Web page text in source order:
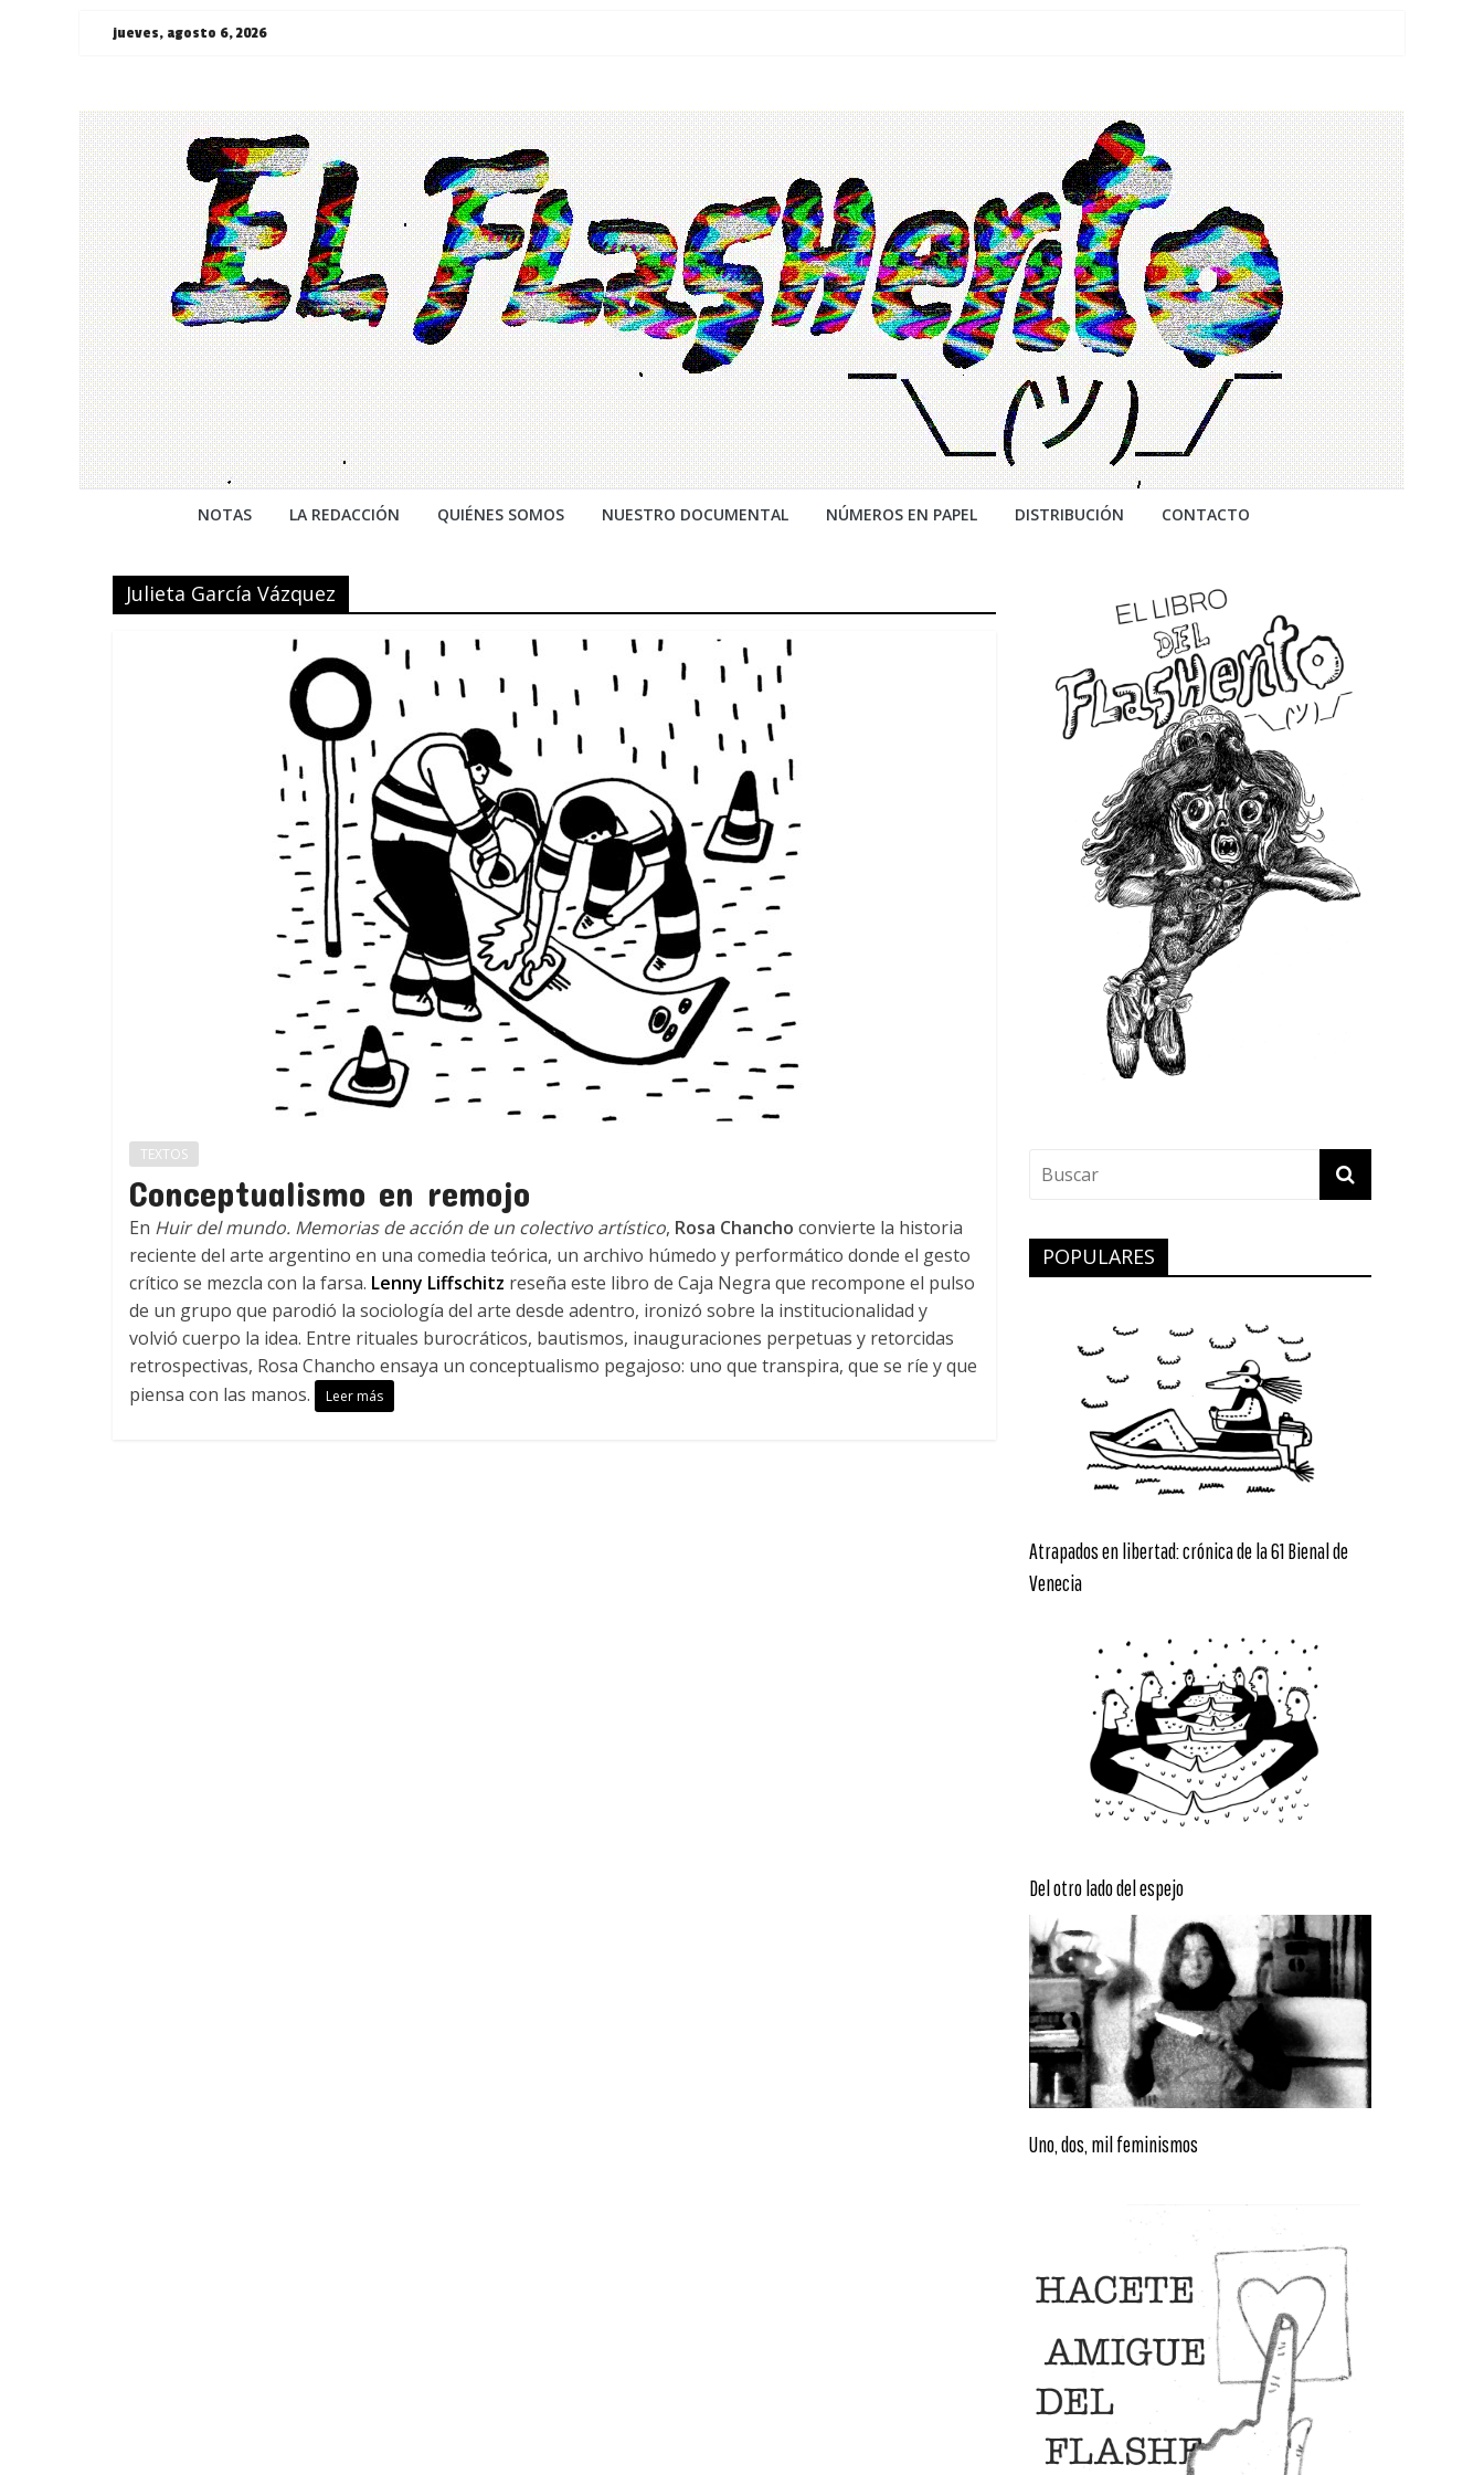
Saltarjueves, agosto 6, 2026
¯\_(ツ)_/
¯
NOTAS LA REDACCIÓN QUIÉNES SOMOS NUESTRO DOCUMENTAL NÚMEROS EN PAPEL DISTRIBUCIÓN CONTACTO
Julieta García Vázquez
TEXTOS
Conceptualismo en remojo
En Huir del mundo. Memorias de acción de un colectivo artístico, Rosa Chancho convierte la historia
reciente del arte argentino en una comedia teórica, un archivo húmedo y performático donde el gesto
crítico se mezcla con la farsa. Lenny Liffschitz reseña este libro de Caja Negra que recompone el pulso
de un grupo que parodió la sociología del arte desde adentro, ironizó sobre la institucionalidad y
volvió cuerpo la idea. Entre rituales burocráticos, bautismos, inauguraciones perpetuas y retorcidas
retrospectivas, Rosa Chancho ensaya un conceptualismo pegajoso: uno que transpira, que se ríe y que
piensa con las manos.
Leer más
POPULARES
Atrapados en libertad: crónica de la 61 Bienal de
Venecia
Del otro lado del espejo
Uno, dos, mil feminismos